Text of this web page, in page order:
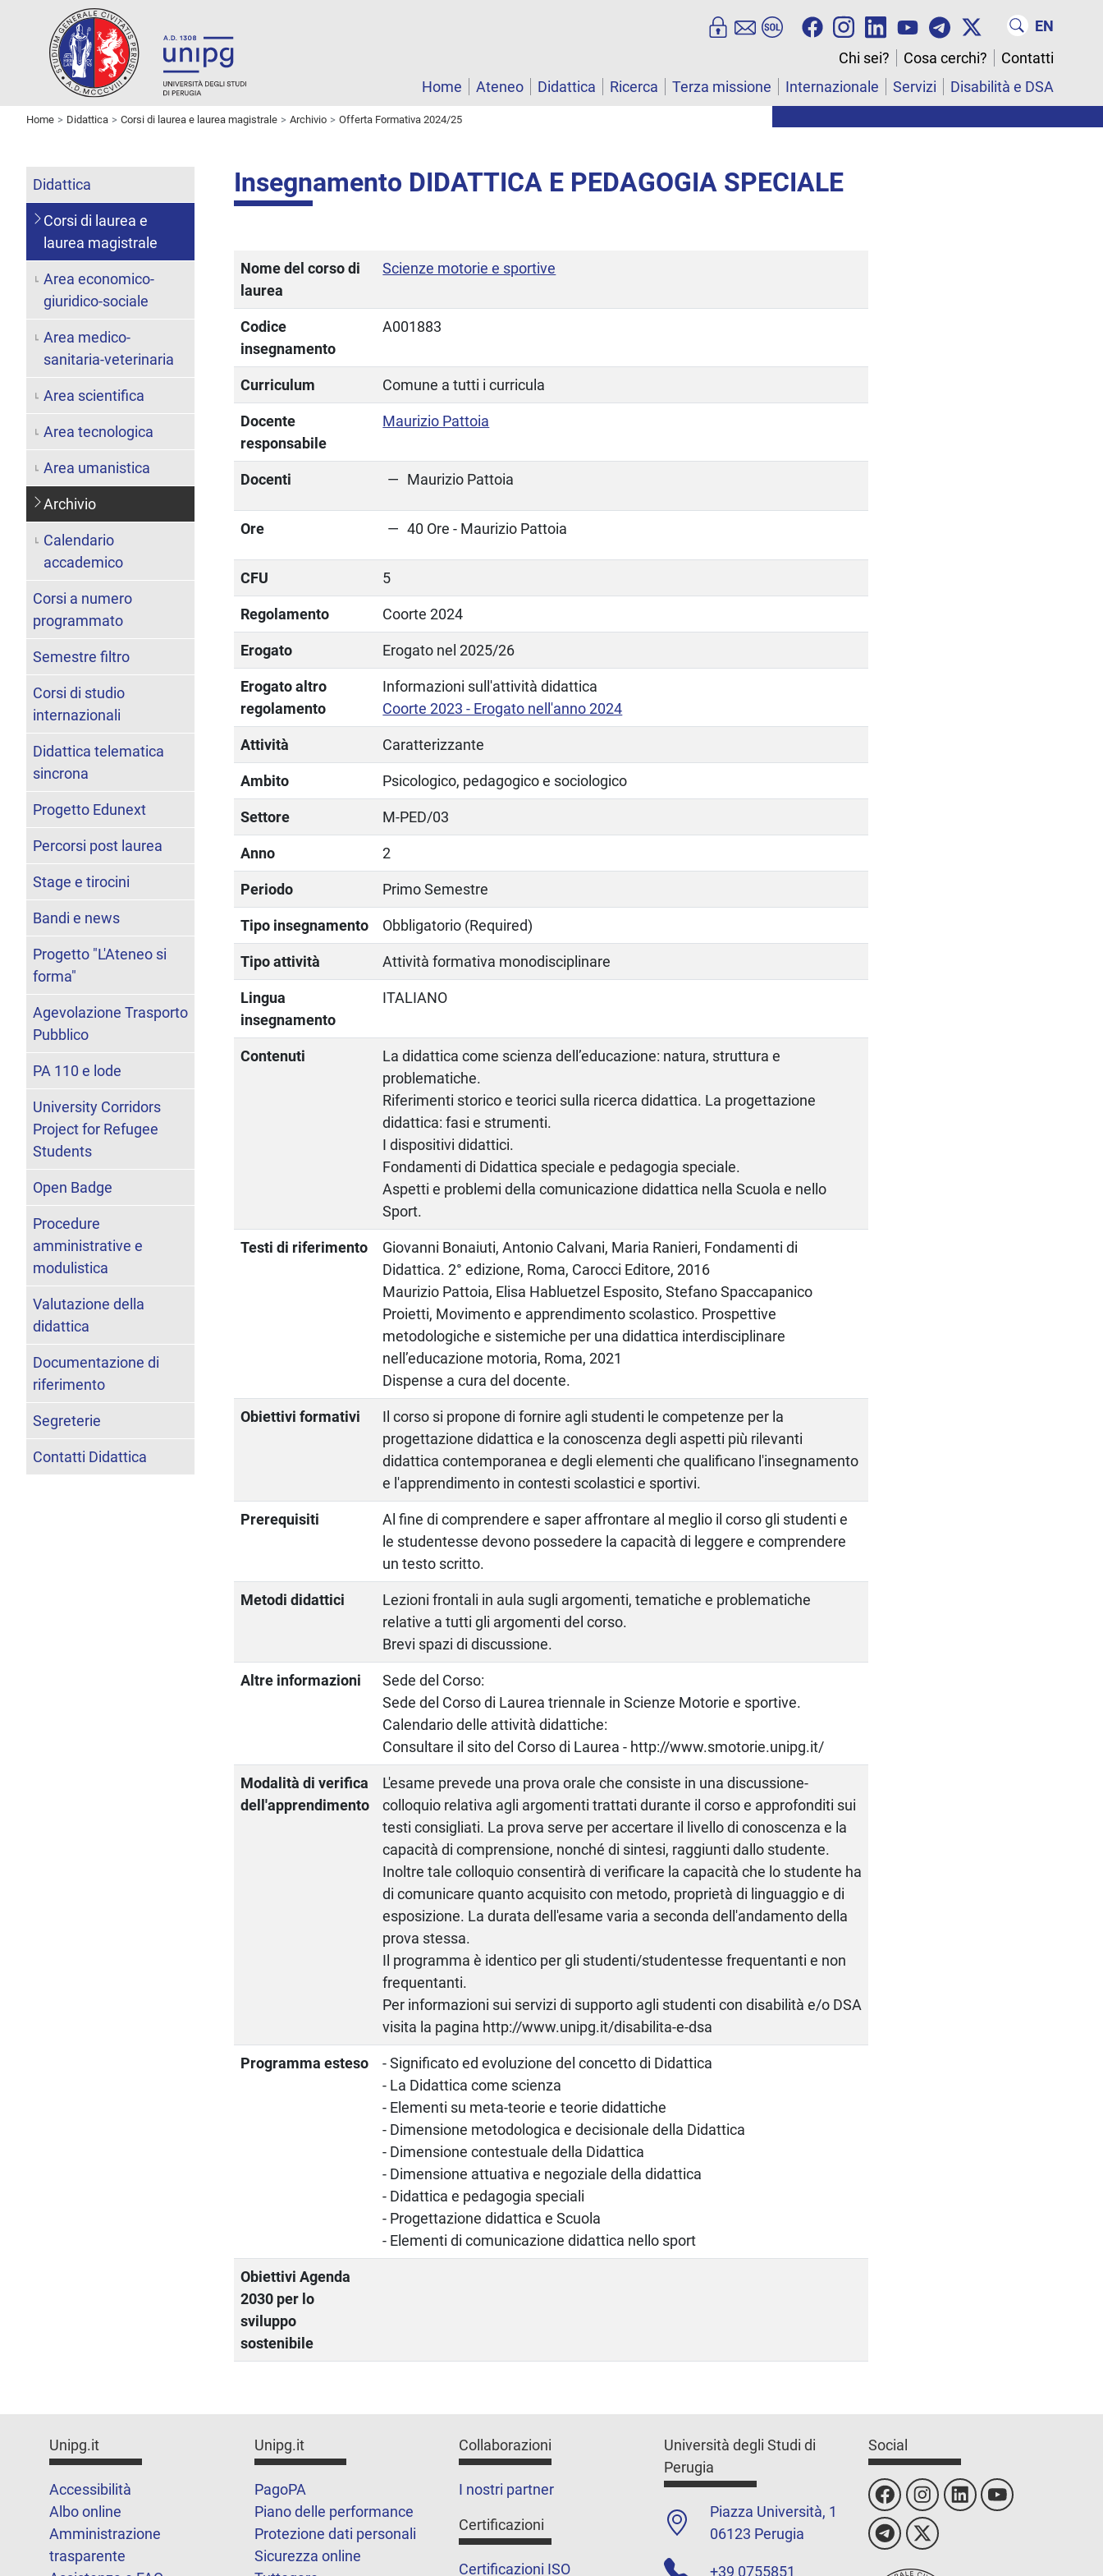
EN
Chi sei?
Cosa cerchi?
Contatti
Home
Ateneo Didattica Ricerca Terza missione Internazionale Servizi Disabilità e DSA
Home Didattica Corsi di laurea e laurea magistrale Archivio Offerta Formativa 2024/25
Insegnamento DIDATTICA E PEDAGOGIA SPECIALE
Nome del corso di
laurea
Scienze motorie e sportive
Codice
insegnamento
A001883
Curriculum Comune a tutti i curricula
Docente
responsabile
Maurizio Pattoia
Docenti Maurizio Pattoia
Ore 40 Ore - Maurizio Pattoia
CFU 5
Regolamento Coorte 2024
Erogato Erogato nel 2025/26
Erogato altro
regolamento
Informazioni sull'attività didattica
Coorte 2023 - Erogato nell'anno 2024
Attività Caratterizzante
Ambito Psicologico, pedagogico e sociologico
Settore M-PED/03
Anno 2
Periodo Primo Semestre
Tipo insegnamento Obbligatorio (Required)
Tipo attività Attività formativa monodisciplinare
Lingua
insegnamento
ITALIANO
Contenuti
La didattica come scienza dell’educazione: natura, struttura e
problematiche.
Riferimenti storico e teorici sulla ricerca didattica. La progettazione
didattica: fasi e strumenti.
I dispositivi didattici.
Fondamenti di Didattica speciale e pedagogia speciale.
Aspetti e problemi della comunicazione didattica nella Scuola e nello
Sport.
Testi di riferimento
Giovanni Bonaiuti, Antonio Calvani, Maria Ranieri, Fondamenti di
Didattica. 2° edizione, Roma, Carocci Editore, 2016
Maurizio Pattoia, Elisa Habluetzel Esposito, Stefano Spaccapanico
Proietti, Movimento e apprendimento scolastico. Prospettive
metodologiche e sistemiche per una didattica interdisciplinare
nell’educazione motoria, Roma, 2021
Dispense a cura del docente.
Obiettivi formativi
Il corso si propone di fornire agli studenti le competenze per la
progettazione didattica e la conoscenza degli aspetti più rilevanti
didattica contemporanea e degli elementi che qualificano l'insegnamento
e l'apprendimento in contesti scolastici e sportivi.
Prerequisiti
Al fine di comprendere e saper affrontare al meglio il corso gli studenti e
le studentesse devono possedere la capacità di leggere e comprendere
un testo scritto.
Metodi didattici
Lezioni frontali in aula sugli argomenti, tematiche e problematiche
relative a tutti gli argomenti del corso.
Brevi spazi di discussione.
Altre informazioni
Sede del Corso:
Sede del Corso di Laurea triennale in Scienze Motorie e sportive.
Calendario delle attività didattiche:
Consultare il sito del Corso di Laurea - http://www.smotorie.unipg.it/
Modalità di verifica
dell'apprendimento
L'esame prevede una prova orale che consiste in una discussione-
colloquio relativa agli argomenti trattati durante il corso e approfonditi sui
testi consigliati. La prova serve per accertare il livello di conoscenza e la
capacità di comprensione, nonché di sintesi, raggiunti dallo studente.
Inoltre tale colloquio consentirà di verificare la capacità che lo studente ha
di comunicare quanto acquisito con metodo, proprietà di linguaggio e di
esposizione. La durata dell'esame varia a seconda dell'andamento della
prova stessa.
Il programma è identico per gli studenti/studentesse frequentanti e non
frequentanti.
Per informazioni sui servizi di supporto agli studenti con disabilità e/o DSA
visita la pagina http://www.unipg.it/disabilita-e-dsa
Programma esteso
- Significato ed evoluzione del concetto di Didattica
- La Didattica come scienza
- Elementi su meta-teorie e teorie didattiche
- Dimensione metodologica e decisionale della Didattica
- Dimensione contestuale della Didattica
- Dimensione attuativa e negoziale della didattica
- Didattica e pedagogia speciali
- Progettazione didattica e Scuola
- Elementi di comunicazione didattica nello sport
Obiettivi Agenda
2030 per lo
sviluppo
sostenibile
Didattica
Corsi di laurea e
laurea magistrale
Area economico-
giuridico-sociale
Area medico-
sanitaria-veterinaria
Area scientifica
Area tecnologica
Area umanistica
Archivio
Calendario
accademico
Corsi a numero
programmato
Semestre filtro
Corsi di studio
internazionali
Didattica telematica
sincrona
Progetto Edunext
Percorsi post laurea
Stage e tirocini
Bandi e news
Progetto "L'Ateneo si
forma"
Agevolazione Trasporto
Pubblico
PA 110 e lode
University Corridors
Project for Refugee
Students
Open Badge
Procedure
amministrative e
modulistica
Valutazione della
didattica
Documentazione di
riferimento
Segreterie
Contatti Didattica
Unipg.it
Accessibilità
Albo online
Amministrazione
trasparente
Unipg.it
PagoPA
Piano delle performance
Protezione dati personali
Sicurezza online
Collaborazioni
I nostri partner
Certificazioni
Certificazioni ISO
Università degli Studi di
Perugia
Piazza Università, 1
06123 Perugia
+39 0755851
Social